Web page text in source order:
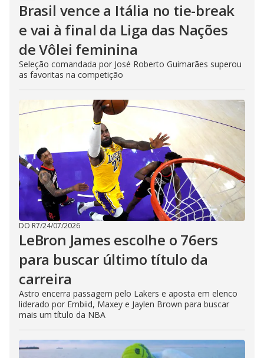
Brasil vence a Itália no tie-break
e vai à final da Liga das Nações
de Vôlei feminina
Seleção comandada por José Roberto Guimarães superou
as favoritas na competição
DO R7/24/07/2026
LeBron James escolhe o 76ers
para buscar último título da
carreira
Astro encerra passagem pelo Lakers e aposta em elenco
liderado por Embiid, Maxey e Jaylen Brown para buscar
mais um título da NBA